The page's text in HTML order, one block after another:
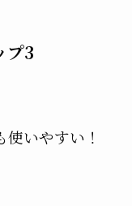
プ3
いやすい！